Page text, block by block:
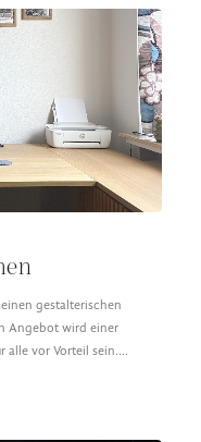
gestalterischen
Angebot wird einer
alle vor Vorteil sein.…